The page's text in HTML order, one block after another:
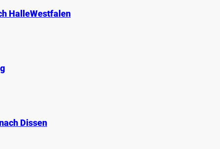
HalleWestfalen
Dissen